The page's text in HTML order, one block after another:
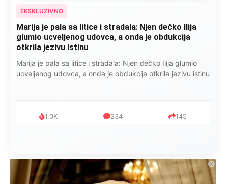
EKSKLUZIVNO
Marija je pala sa litice i stradala: Njen dečko Ilija
glumio ucveljenog udovca, a onda je obdukcija
otkrila jezivu istinu
Marija je pala sa litice i stradala: Njen dečko Ilija glumio
ucveljenog udovca, a onda je obdukcija otkrila jezivu istinu
1.0K 234 145